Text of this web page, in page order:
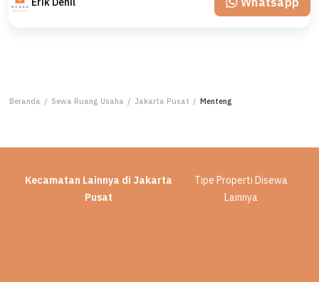
Beranda / Sewa Ruang Usaha / Jakarta Pusat / Menteng
Kecamatan Lainnya di Jakarta
Pusat
Tipe Properti Disewa
Lainnya